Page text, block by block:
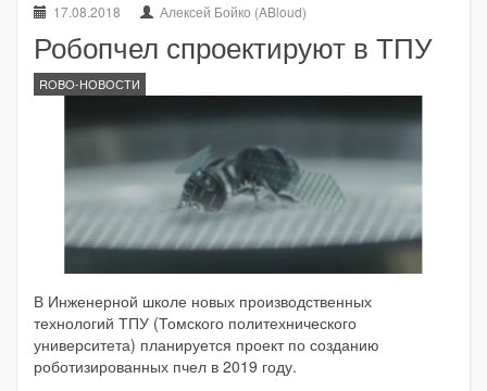
17.08.2018 Алексей Бойко (ABloud)
Робопчел спроектируют в ТПУ
ROBO-НОВОСТИ
В Инженерной школе новых производственных
технологий ТПУ (Томского политехнического
университета) планируется проект по созданию
роботизированных пчел в 2019 году.